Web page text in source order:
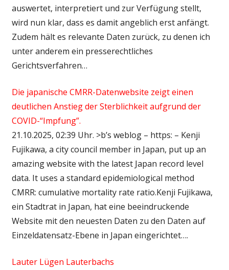
auswertet, interpretiert und zur Verfügung stellt,
wird nun klar, dass es damit angeblich erst anfängt.
Zudem hält es relevante Daten zurück, zu denen ich
unter anderem ein presserechtliches
Gerichtsverfahren…
Die japanische CMRR-Datenwebsite zeigt einen
deutlichen Anstieg der Sterblichkeit aufgrund der
COVID-“Impfung”.
21.10.2025, 02:39 Uhr. >b’s weblog – https: – Kenji
Fujikawa, a city council member in Japan, put up an
amazing website with the latest Japan record level
data. It uses a standard epidemiological method
CMRR: cumulative mortality rate ratio.Kenji Fujikawa,
ein Stadtrat in Japan, hat eine beeindruckende
Website mit den neuesten Daten zu den Daten auf
Einzeldatensatz-Ebene in Japan eingerichtet….
Lauter Lügen Lauterbachs